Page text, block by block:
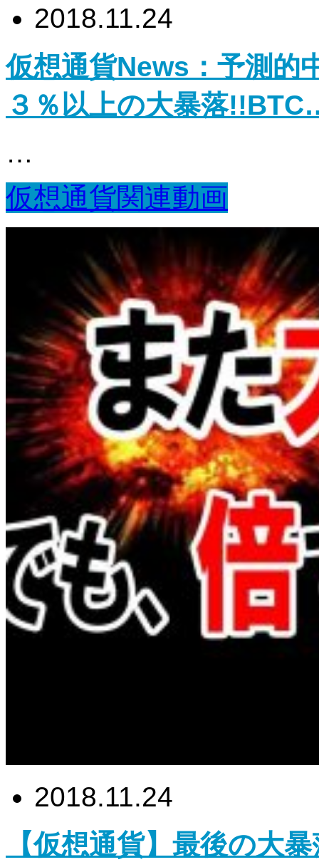
2018.11.24
仮想通貨News：予測的
３％以上の大暴落
…
仮想通貨関連動画
2018.11.24
【仮想通貨】最後の大